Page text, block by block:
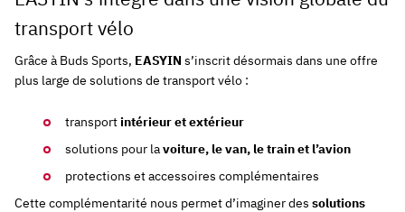
transport vélo
Grâce à Buds Sports, EASYIN s’inscrit désormais dans une offre
plus large de solutions de transport vélo :
transportintérieur et extérieur
solutions pour lavoiture, le van, le train et l’avion
protections et accessoires complémentaires
Cette complémentarité nous permet d’imaginer des solutions